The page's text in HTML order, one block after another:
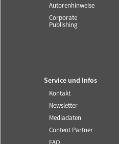
Autorenhinweise
Corporate
Publishing
Service und Infos
Kontakt
Newsletter
Mediadaten
Content Partner